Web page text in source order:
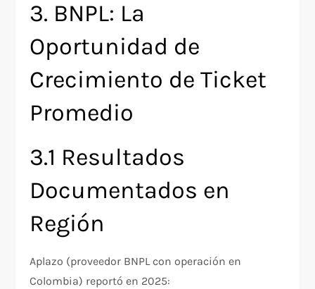
3. BNPL: La
Oportunidad de
Crecimiento de Ticket
Promedio
3.1 Resultados
Documentados en
Región
Aplazo (proveedor BNPL con operación en
Colombia) reportó en 2025: